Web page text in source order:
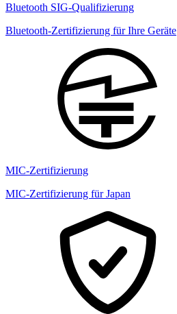
Bluetooth SIG-Qualifizierung
Bluetooth-Zertifizierung für Ihre Geräte
MIC-Zertifizierung
MIC-Zertifizierung für Japan